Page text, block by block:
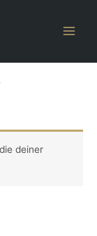
deiner